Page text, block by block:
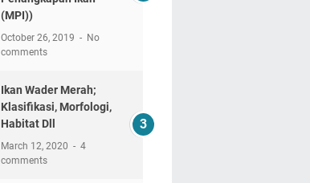
(MPI))
October 26, 2019
No
comments
Ikan Wader Merah;
Klasifikasi, Morfologi,
Habitat Dll
March 12, 2020
4
comments